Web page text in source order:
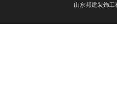
山东邦建装饰